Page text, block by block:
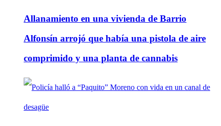
Allanamiento en una vivienda de Barrio
Alfonsín arrojó que había una pistola de aire
comprimido y una planta de cannabis